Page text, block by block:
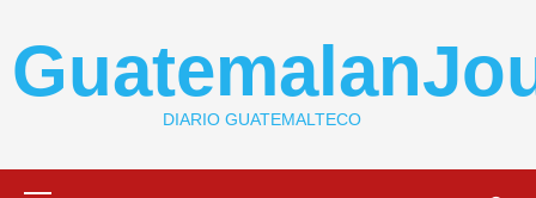
content
DIARIO GUATEMALTECO